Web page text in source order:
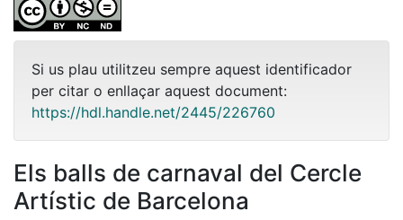
Si us plau utilitzeu sempre aquest identificador
per citar o enllaçar aquest document:
https://hdl.handle.net/2445/226760
Els balls de carnaval del Cercle
Artístic de Barcelona